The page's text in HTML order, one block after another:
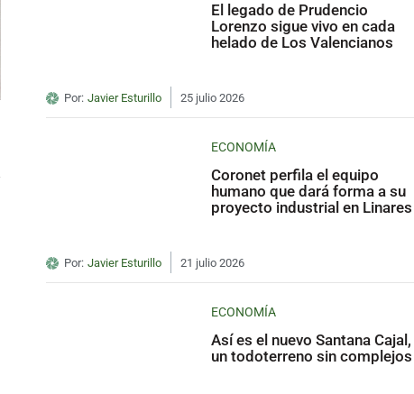
El legado de Prudencio
Lorenzo sigue vivo en cada
helado de Los Valencianos
Por: Javier Esturillo 25 julio 2026
ECONOMÍA
Coronet perfila el equipo
humano que dará forma a su
proyecto industrial en Linares
Por: Javier Esturillo 21 julio 2026
ECONOMÍA
Así es el nuevo Santana Cajal,
un todoterreno sin complejos